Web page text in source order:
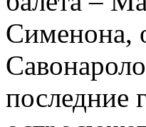
Сименона,
последние